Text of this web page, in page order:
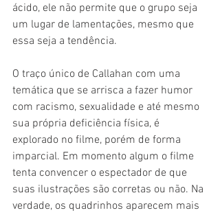
ácido, ele não permite que o grupo seja
um lugar de lamentações, mesmo que
essa seja a tendência.
O traço único de Callahan com uma
temática que se arrisca a fazer humor
com racismo, sexualidade e até mesmo
sua própria deficiência física, é
explorado no filme, porém de forma
imparcial. Em momento algum o filme
tenta convencer o espectador de que
suas ilustrações são corretas ou não. Na
verdade, os quadrinhos aparecem mais